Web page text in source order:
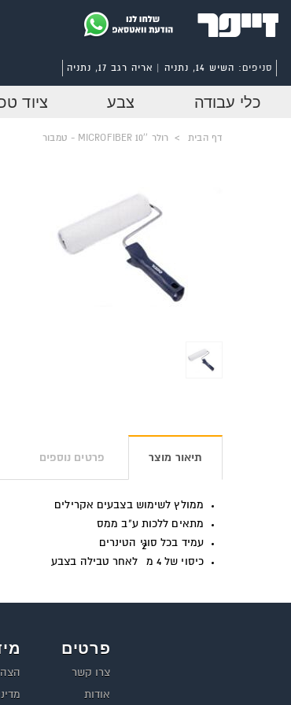
סניפים: השיש 14, נתניה | אריה רגב 17, נתניה
כלי עבודה צבע ציוד
דף הבית > רולר ''10 MICROFIBER - טמבור
תיאור מוצר פרטים נוספים
ממולץ לשימוש בצבעים אקרילים
מתאים ללכות ע"ב ממס
עמיד בכל סוגי הטינרים
כיסוי של 4 מ
2
לאחר טבילה בצבע
פרטים
צרו קשר
אודות